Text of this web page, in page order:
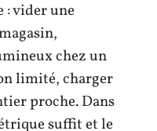
: vider une
chez un
limité, charger
proche. Dans
suffit et le